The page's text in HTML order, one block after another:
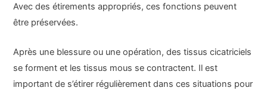
Avec des étirements appropriés, ces fonctions peuvent
être préservées.
Après une blessure ou une opération, des tissus cicatriciels
se forment et les tissus mous se contractent. Il est
important de s’étirer régulièrement dans ces situations pour